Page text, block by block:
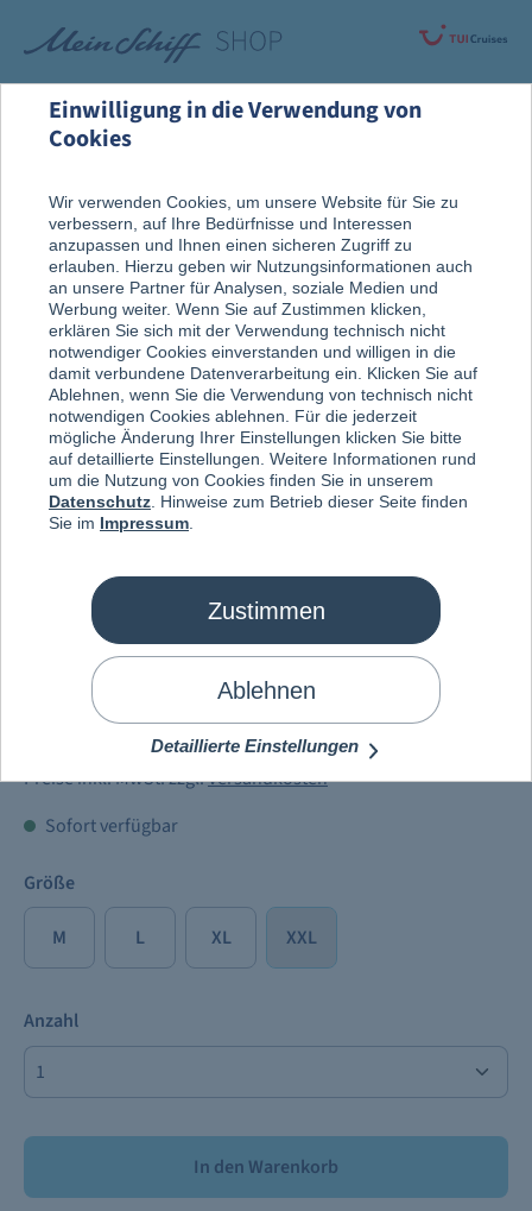
Rund um die Kreuzfahrt
Vor der Reise
Reise, Ausflug & An Bord
Mein Schiff®Full Metal Cruise T-
Shirt Herren 2025
Preise inkl. MwSt. zzgl.Versandkosten
Sofort verfügbar
Größe
M L XL XXL
Anzahl
In den Warenkorb
Einwilligung in die Verwendung von
Cookies
Wir verwenden Cookies, um unsere Website für Sie zu
verbessern, auf Ihre Bedürfnisse und Interessen
anzupassen und Ihnen einen sicheren Zugriff zu
erlauben. Hierzu geben wir Nutzungsinformationen auch
an unsere Partner für Analysen, soziale Medien und
Werbung weiter. Wenn Sie auf Zustimmen klicken,
erklären Sie sich mit der Verwendung technisch nicht
notwendiger Cookies einverstanden und willigen in die
damit verbundene Datenverarbeitung ein. Klicken Sie auf
Ablehnen, wenn Sie die Verwendung von technisch nicht
notwendigen Cookies ablehnen. Für die jederzeit
mögliche Änderung Ihrer Einstellungen klicken Sie bitte
auf detaillierte Einstellungen. Weitere Informationen rund
um die Nutzung von Cookies finden Sie in unserem
Datenschutz . Hinweise zum Betrieb dieser Seite finden
Sie im Impressum
Zustimmen
Ablehnen
Detaillierte Einstellungen